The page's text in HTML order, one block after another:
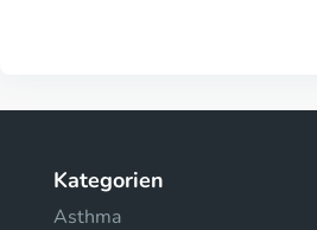
Kategorien
Asthma